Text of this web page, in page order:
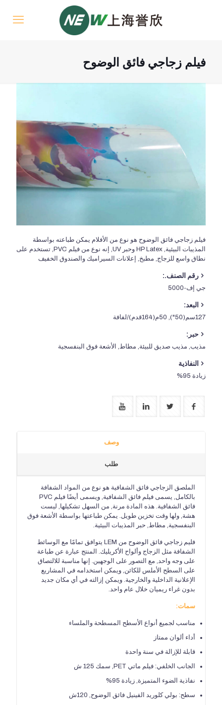
فيلم زجاجي فائق الوضوح
فيلم زجاجي فائق الوضوح هو نوع من الأفلام يمكن طباعته بواسطة
المذيبات البيئية, HP Latex وحبر UV, إنه نوع من فيلم PVC, تستخدم على
نطاق واسع للزجاج, مطبخ, إعلانات السيراميك والصندوق الخفيف
رقم الصنف.:
جي إف-5000
البعد:
127سم(50"), 50م(164قدم)/لفافة
حبر:
مذيب, مذيب صديق للبيئة, مطاط, الأشعة فوق البنفسجية
النفاذية
زيادة 95%
وصف
طلب
الملصق الزجاجي فائق الشفافية هو نوع من المواد الشفافة
بالكامل, يسمى فيلم فائق الشفافية, ويسمى أيضًا فيلم PVC
فائق الشفافية. هذه المادة مرنة, من السهل تشكيلها, ليست
هشة, ولها وقت تخزين طويل. يمكن طباعتها بواسطة الأشعة فوق
البنفسجية, مطاط, حبر المذيبات البيئية.
فليم زجاجي فائق الوضوح من LEM يتوافق تمامًا مع الوسائط
الشفافة مثل الزجاج وألواح الأكريليك. المنتج عبارة عن طباعة
على وجه واحد, مع التصور على الوجهين. إنها مناسبة للالتصاق
على السطح الأملس للكائن, ويمكن استخدامه في المشاريع
الإعلانية الداخلية والخارجية. ويمكن إزالته في أي مكان جديد
بدون غراء ريميان خلال عام واحد.
سمات:
مناسب لجميع أنواع الأسطح المسطحة والملساء
أداء ألوان ممتاز
قابلة للإزالة في سنة واحدة
الجانب الخلفي: فيلم ماتي PET, سمك 125 ش
نفاذية الضوء المتميزة, زيادة 95%
سطح: بولي كلوريد الفينيل فائق الوضوح, 120ش